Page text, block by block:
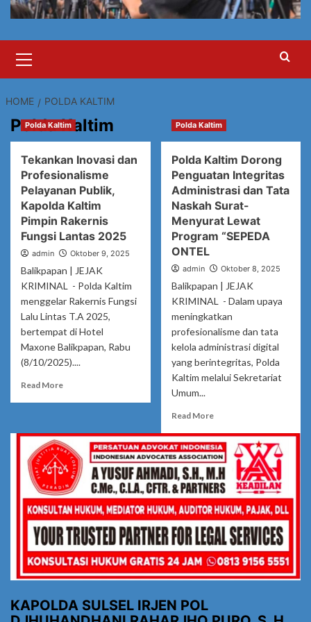
Menu
HOME POLDA KALTIM
Polda Kaltim
Polda Kaltim
Tekankan Inovasi dan
Profesionalisme
Pelayanan Publik,
Kapolda Kaltim
Pimpin Rakernis
Fungsi Lantas 2025
admin Oktober 9, 2025
Balikpapan | JEJAK
KRIMINAL - Polda Kaltim
menggelar Rakernis Fungsi
Lalu Lintas T.A 2025,
bertempat di Hotel
Maxone Balikpapan, Rabu
(8/10/2025)....
Read MoreRead
Inovasi
dan
Profesionalisme
Pelayanan
Publik,
Kapolda
Kaltim
Pimpin
Rakernis
Fungsi
Lantas
2025
Polda Kaltim
Polda Kaltim Dorong
Penguatan Integritas
Administrasi dan Tata
Naskah Surat-
Menyurat Lewat
Program “SEPEDA
ONTEL
admin Oktober 8, 2025
Balikpapan | JEJAK
KRIMINAL - Dalam upaya
meningkatkan
profesionalisme dan tata
kelola administrasi digital
yang berintegritas, Polda
Kaltim melalui Sekretariat
Umum...
Read MoreRead
about
Polda
Kaltim
Dorong
Penguatan
Integritas
Administrasi
dan
Tata
Naskah
Surat-
KAPOLDA SULSEL IRJEN POL